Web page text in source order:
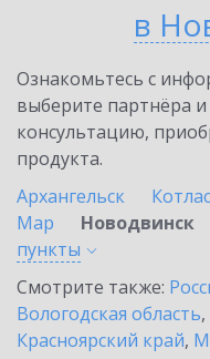
в
Ознакомьтесь с
выберите партнёра
консультацию,
продукта.
Архангельск
Котлас
Мар
Новодвинск
пункты
Смотрите также:
Вологодская область,
Красноярский край,